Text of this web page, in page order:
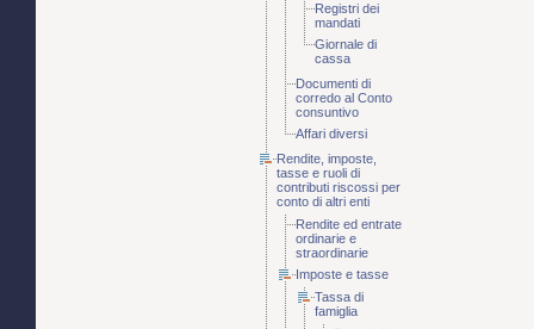
Registri dei
mandati
Giornale di
cassa
Documenti di
corredo al Conto
consuntivo
Affari diversi
Rendite, imposte,
tasse e ruoli di
contributi riscossi per
conto di altri enti
Rendite ed entrate
ordinarie e
straordinarie
Imposte e tasse
Tassa di
famiglia